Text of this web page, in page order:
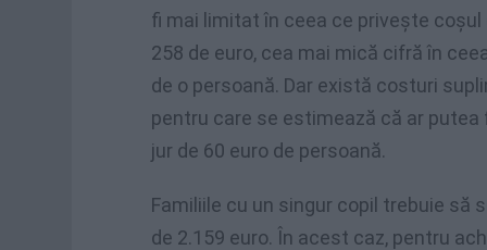
fi mai limitat în ceea ce privește
258 de euro, cea mai mică cifră în
de o persoană. Dar există costuri
pentru care se estimează că ar putea
jur de 60 euro de persoană.
Familiile cu un singur copil trebuie să
de 2.159 euro. În acest caz, pentru